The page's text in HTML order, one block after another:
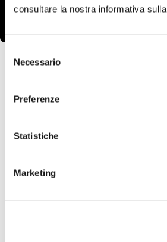
consultare la nostra informativa sulla
delNecessario
Preferenze
Statistiche
Marketing
Item
Item